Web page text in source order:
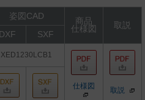
姿図CAD
商品
仕様図
取説
DXF SXF
XED1230LCB1
仕様図 取説